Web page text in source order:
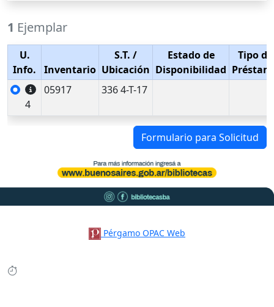
1 Ejemplar
U.
Info.
Inventario
S.T. /
Ubicación
Estado de
Disponibilidad
Tipo de
4
05917 336 4-T-17
Formulario para Solicitud
Pérgamo OPAC Web